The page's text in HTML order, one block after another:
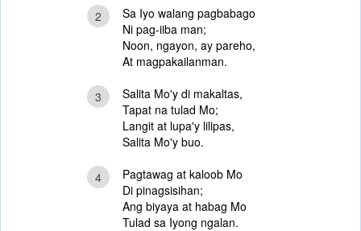
2
Sa Iyo walang pagbabago
Ni pag-iiba man;
Noon, ngayon, ay pareho,
At magpakailanman.
3
Salita Mo'y di makaltas,
Tapat na tulad Mo;
Langit at lupa'y lilipas,
Salita Mo'y buo.
4
Pagtawag at kaloob Mo
Di pinagsisihan;
Ang biyaya at habag Mo
Tulad sa Iyong ngalan.